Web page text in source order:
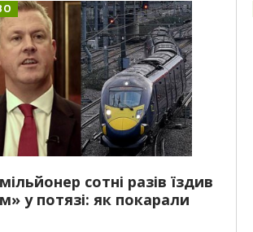
сотні разів їздив
у потязі: як покарали